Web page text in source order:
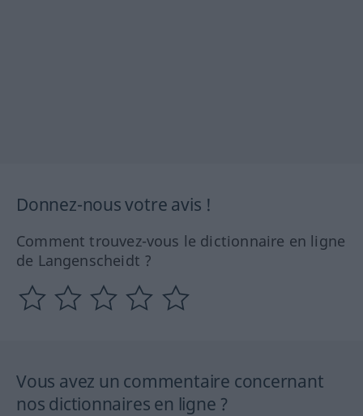
Donnez-nous votre avis !
Comment trouvez-vous le dictionnaire en ligne
de Langenscheidt ?
Vous avez un commentaire concernant
nos dictionnaires en ligne ?